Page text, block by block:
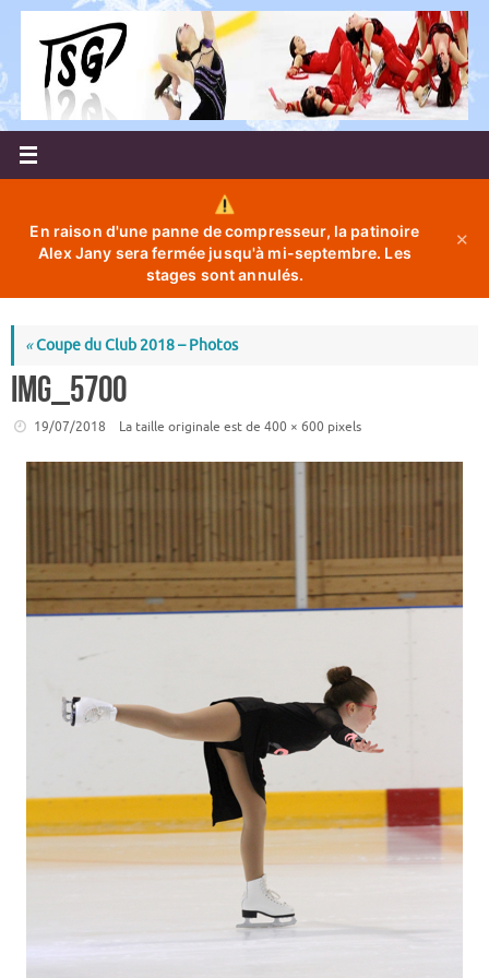
Passer
contenu
En raison d'une panne de compresseur, la patinoire
Alex Jany sera fermée jusqu'à mi-septembre. Les
stages sont annulés.
✕
«Coupe du Club 2018 – Photos
IMG_5700
19/07/2018 La taille originale est de 400 × 600 pixels